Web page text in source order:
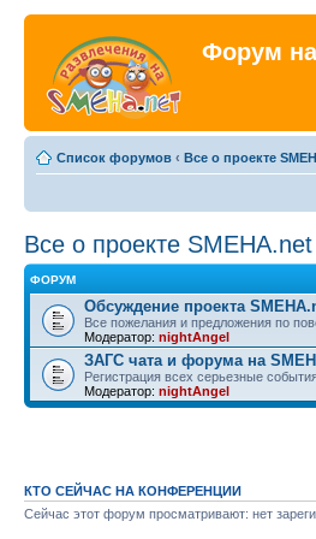
Форум
Список форумов ‹ Все о проекте
Все о проекте SMEHA.net
ФОРУМ
Обсуждение проекта
Все пожелания и предложения по
Модератор: nightAngel
ЗАГС чата и форума на
Регистрация всех серьезные
Модератор: nightAngel
КТО СЕЙЧАС НА КОНФЕРЕНЦИИ
Сейчас этот форум просматривают: нет